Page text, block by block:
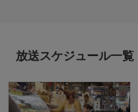
放送スケジュール一覧